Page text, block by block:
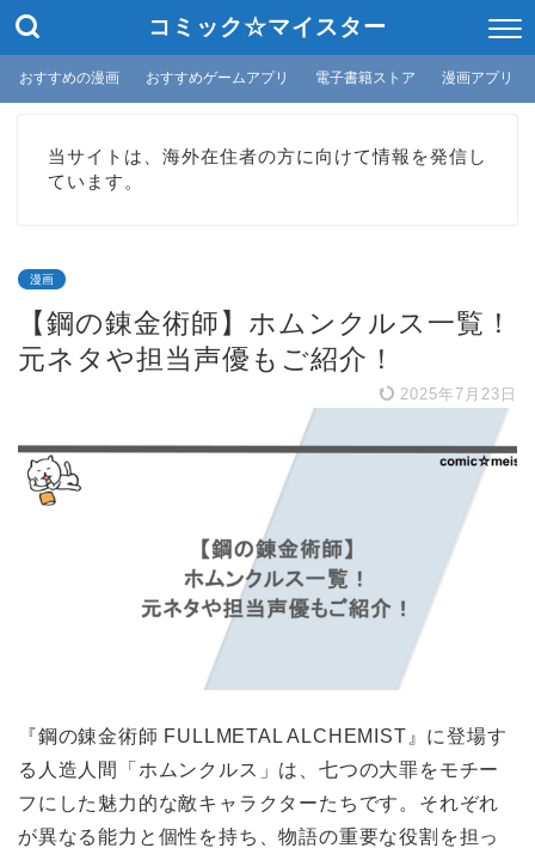
コミック☆マイスター
おすすめの漫画 おすすめゲームアプリ 電子書籍ストア 漫画アプリ
当サイトは、海外在住者の方に向けて情報を発信し
ています。
漫画
【鋼の錬金術師】ホムンクルス一覧！
元ネタや担当声優もご紹介！
2025年7月23日
『鋼の錬金術師 FULLMETAL ALCHEMIST』に登場す
る人造人間「ホムンクルス」は、七つの大罪をモチー
フにした魅力的な敵キャラクターたちです。それぞれ
が異なる能力と個性を持ち、物語の重要な役割を担っ